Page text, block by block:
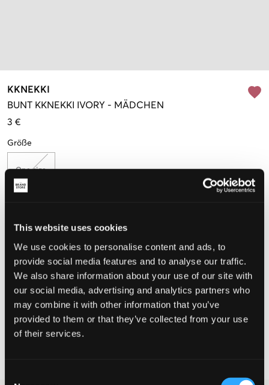
This website uses cookies
We use cookies to personalise content and ads, to
provide social media features and to analyse our traffic.
We also share information about your use of our site with
our social media, advertising and analytics partners who
may combine it with other information that you’ve
provided to them or that they’ve collected from your use
of their services.
KKNEKKI
BUNT KKNEKKI IVORY - MÄDCHEN
3 €
Größe
One size
Wahrgenommene Größe
Klein Perfekt
WÄHLEN SIE EINE GRÖSSE